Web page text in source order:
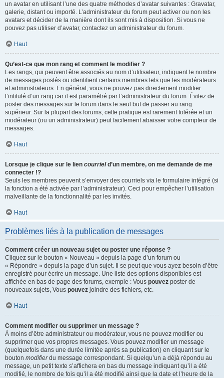
un avatar en utilisant l’une des quatre méthodes d’avatar suivantes : Gravatar,
galerie, distant ou importé. L’administrateur du forum peut activer ou non les
avatars et décider de la manière dont ils sont mis à disposition. Si vous ne
pouvez pas utiliser d’avatar, contactez un administrateur du forum.
Haut
Qu’est-ce que mon rang et comment le modifier ?
Les rangs, qui peuvent être associés au nom d’utilisateur, indiquent le nombre
de messages postés ou identifient certains membres tels que les modérateurs
et administrateurs. En général, vous ne pouvez pas directement modifier
l’intitulé d’un rang car il est paramétré par l’administrateur du forum. Évitez de
poster des messages sur le forum dans le seul but de passer au rang
supérieur. Sur la plupart des forums, cette pratique est rarement tolérée et un
modérateur (ou un administrateur) peut facilement abaisser votre compteur de
messages.
Haut
Lorsque je clique sur le lien courrield’un membre, on me demande de me
connecter !?
Seuls les membres peuvent s’envoyer des courriels via le formulaire intégré (si
la fonction a été activée par l’administrateur). Ceci pour empêcher l’utilisation
malveillante de la fonctionnalité par les invités.
Haut
Problèmes liés à la publication de messages
Comment créer un nouveau sujet ou poster une réponse ?
Cliquez sur le bouton « Nouveau » depuis la page d’un forum ou
« Répondre » depuis la page d’un sujet. Il se peut que vous ayez besoin d’être
enregistré pour écrire un message. Une liste des options disponibles est
affichée en bas de page des forums, exemple : Vous pouvez poster de
nouveaux sujets, Vous pouvez joindre des fichiers, etc.
Haut
Comment modifier ou supprimer un message ?
À moins d’être administrateur ou modérateur, vous ne pouvez modifier ou
supprimer que vos propres messages. Vous pouvez modifier un message
(quelquefois dans une durée limitée après sa publication) en cliquant sur le
bouton modifierdu message correspondant. Si quelqu’un a déjà répondu au
message, un petit texte s’affichera en bas du message indiquant qu’il a été
modifié, le nombre de fois qu’il a été modifié ainsi que la date et l’heure de la